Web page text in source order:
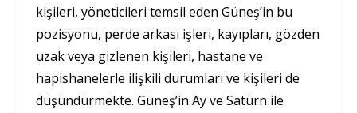
kişileri, yöneticileri temsil eden Güneş’in bu
pozisyonu, perde arkası işleri, kayıpları, gözden
uzak veya gizlenen kişileri, hastane ve
hapishanelerle ilişkili durumları ve kişileri de
düşündürmekte. Güneş’in Ay ve Satürn ile